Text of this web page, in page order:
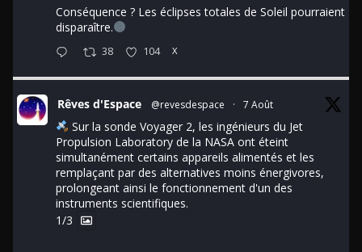
Conséquence ? Les éclipses totales de Soleil pourraient
disparaître.
38 104 X
Rêves d'Espace @revesdespace · 7 Août
Sur la sonde Voyager 2, les ingénieurs du Jet
Propulsion Laboratory de la NASA ont éteint
simultanément certains appareils alimentés et les
remplaçant par des alternatives moins énergivores,
prolongeant ainsi le fonctionnement d'un des
instruments scientifiques.
1/3